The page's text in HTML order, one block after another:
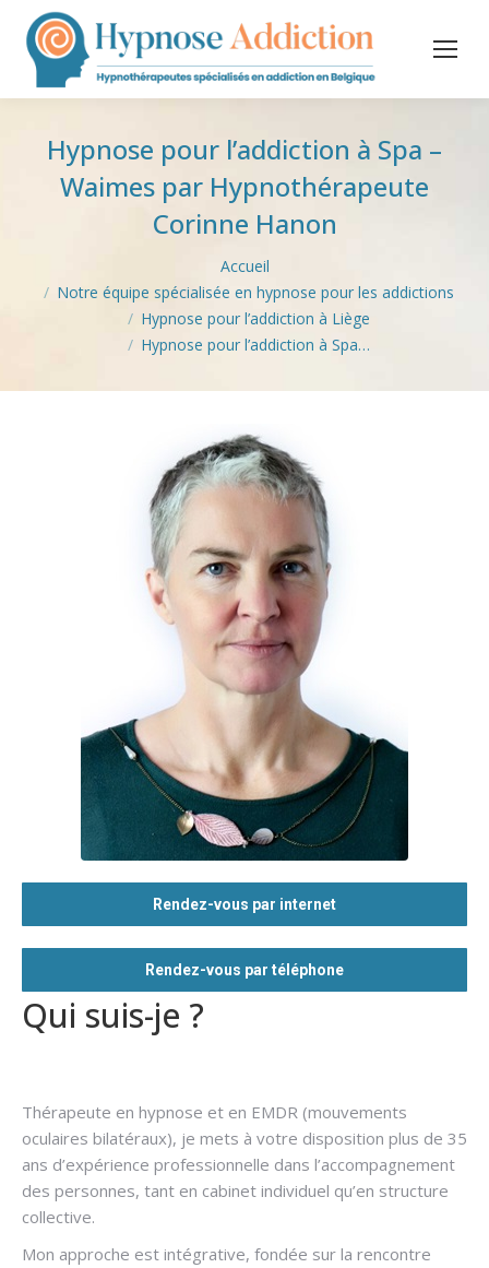
Hypnose pour l’addiction à Spa –
Waimes par Hypnothérapeute
Corinne Hanon
Accueil
Notre équipe spécialisée en hypnose pour les addictions
Hypnose pour l’addiction à Liège
Hypnose pour l’addiction à Spa…
Qui suis-je ?
Thérapeute en hypnose et en EMDR (mouvements
oculaires bilatéraux), je mets à votre disposition plus de 35
ans d’expérience professionnelle dans l’accompagnement
des personnes, tant en cabinet individuel qu’en structure
collective.
Mon approche est intégrative, fondée sur la rencontre
Rendez-vous par internet
Rendez-vous par téléphone